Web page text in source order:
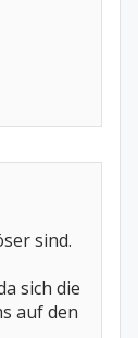
sind.
sich die
auf den